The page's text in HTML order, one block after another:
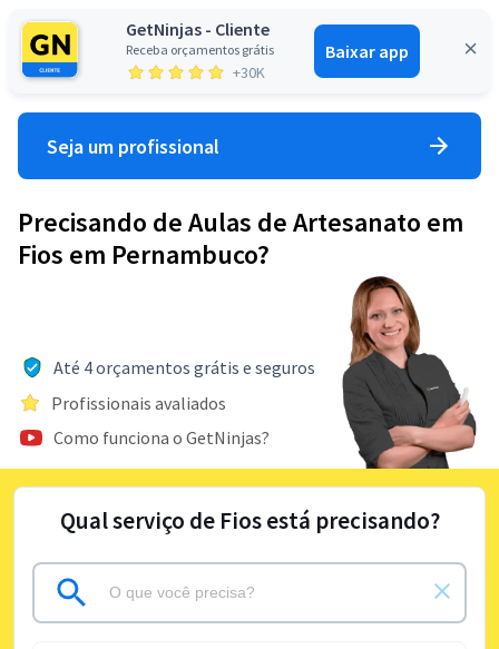
GetNinjas - Cliente
Receba orçamentos grátis
+30K
Baixar app
Entrar
Seja um profissional
Precisando de Aulas de Artesanato em
Fios em Pernambuco?
Até 4 orçamentos grátis e seguros
Profissionais avaliados
Como funciona o GetNinjas?
Qual serviço de Fios está precisando?